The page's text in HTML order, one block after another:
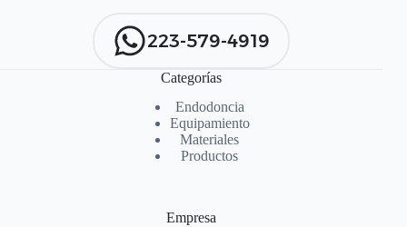
223-579-4919
Categorías
Endodoncia
Equipamiento
Materiales
Productos
Empresa